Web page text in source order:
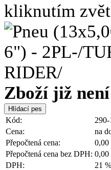
kliknutím
Zboží již
Kód:
Cena:
na
Přepočtená cena:
0,00
Přepočtená cena bez DPH: 0,00
DPH:
21 %